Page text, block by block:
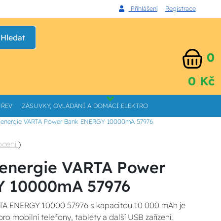
Přihlášení Registrace
Hledat
0
0 Kč
ZÁSUVKY, OVLÁDÁNÍ A DOMÁCÍ ELEKTRO
VARTA Power Bank ENERGY 10000mA 57976
)
VARTA Power
10000mA 57976
ENERGY 10000 57976 s kapacitou 10 000 mAh je
mobilní telefony, tablety a další USB zařízení.